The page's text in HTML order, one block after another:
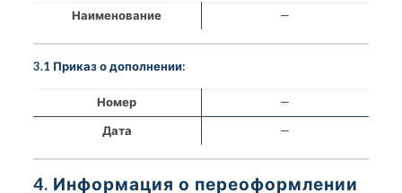
Наименование —
3.1 Приказ о дополнении:
Номер
—
Дата
—
4. Информация о переоформлении